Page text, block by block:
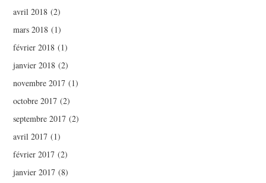
avril 2018 (2)
mars 2018 (1)
février 2018 (1)
janvier 2018 (2)
novembre 2017 (1)
octobre 2017 (2)
septembre 2017 (2)
avril 2017 (1)
février 2017 (2)
janvier 2017 (8)